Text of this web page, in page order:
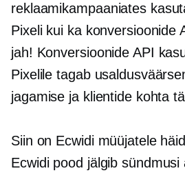
reklaamikampaaniates
Pixeli kui ka konversioonide
jah! Konversioonide API
Pixelile tagab
jagamise ja klientide kohta
Siin on Ecwidi müüjatele
Ecwidi pood jälgib